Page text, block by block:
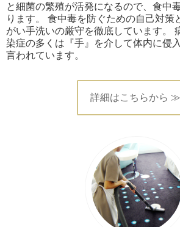
と細菌の繁殖が活発になるので、食中
ります。 食中毒を防ぐための自己対策
がい手洗いの厳守を徹底しています。
染症の多くは『手』を介して体内に侵
言われています。
詳細はこちらから ≫